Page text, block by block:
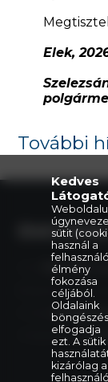
Elek,
További
Eleki
5742 Elek,
Központi
E-mail:
Hivatali Kapu:
Kedves
sütit
használ a
élmény
fokozása
céljából.
Oldalaink
elfogadja
ezt. A sütik
kizárólag a